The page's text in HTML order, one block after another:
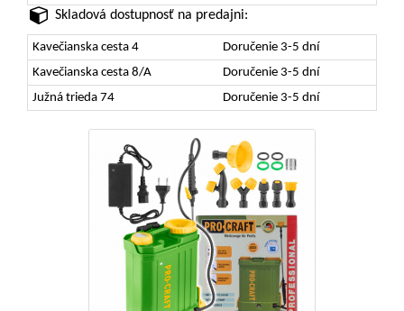
Skladová dostupnosť na predajni:
Kavečianska cesta 4
Doručenie 3-5 dní
Kavečianska cesta 8/A
Doručenie 3-5 dní
Južná trieda 74
Doručenie 3-5 dní